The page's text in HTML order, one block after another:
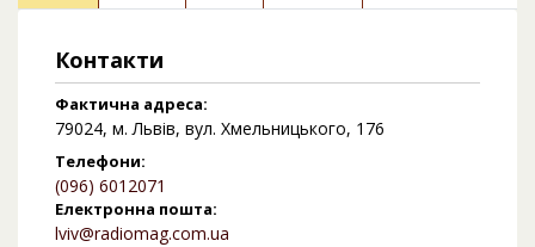
Контакти
Фактична адреса:
79024, м. Львів, вул. Хмельницького, 176
Телефони:
(096) 6012071
Електронна пошта:
lviv@radiomag.com.ua